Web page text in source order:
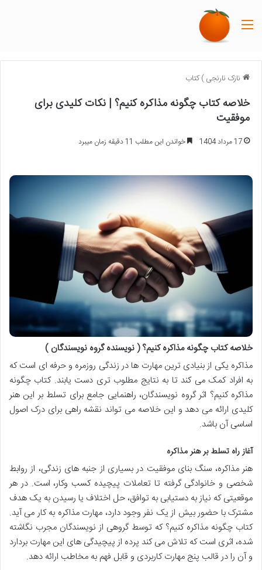
نازک نارنجی)کتاب
خلاصه کتاب چگونه مذاکره کنیم؟ | نکات کلیدی برای
موفقیت
17 مرداد 1404 خواندن این مطلب 11 دقیقه زمان میبرد
خلاصه کتاب چگونه مذاکره کنیم؟ ( نویسنده گروه نویسندگان )
مذاکره یکی از بنیادی ترین مهارت ها در زندگی روزمره و حرفه ای است که
به افراد کمک می کند تا به نتایج مطلوب تری دست یابند. کتاب چگونه
مذاکره کنیم؟ اثر گروه نویسندگان، راهنمایی جامع برای تسلط بر این هنر
کلیدی ارائه می دهد و این خلاصه می تواند نقشه راهی برای درک اصول
اساسی آن باشد.
آغاز راه تسلط بر هنر مذاکره
هنر مذاکره، سنگ بنای موفقیت در بسیاری از جنبه های زندگی، از روابط
شخصی و خانوادگی گرفته تا تعاملات پیچیده کسب وکار، است. در هر
موقعیتی که نیاز به دستیابی به توافق، حل اختلاف یا رسیدن به یک هدف
مشترک با حضور بیش از یک نفر وجود دارد، مهارت مذاکره به کار می آید.
کتاب چگونه مذاکره کنیم؟ که توسط گروهی از نویسندگان مجرب نگاشته
شده، اثری است که تلاش می کند پرده از پیچیدگی های این مهارت بردارد
و آن را در قالب پنج مهارت کاربردی و قابل فهم به مخاطب ارائه دهد.